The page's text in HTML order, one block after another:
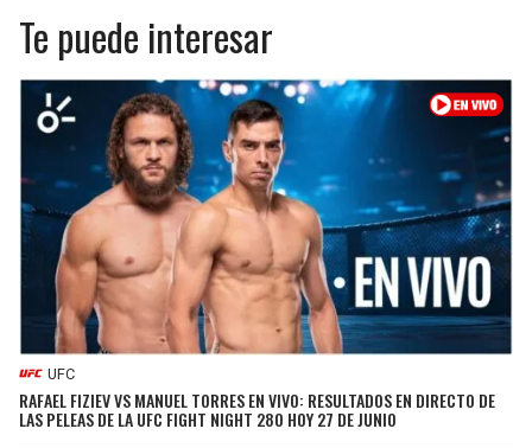
Te puede interesar
UFC
RAFAEL FIZIEV VS MANUEL TORRES EN VIVO: RESULTADOS EN DIRECTO DE
LAS PELEAS DE LA UFC FIGHT NIGHT 280 HOY 27 DE JUNIO